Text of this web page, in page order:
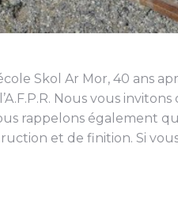
Skol Ar Mor, 40 ans
Nous vous invitons
rappelons également
et de finition. Si